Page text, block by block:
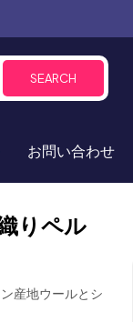
SEARCH
お問い合わせ
りペル
産地ウールとシ